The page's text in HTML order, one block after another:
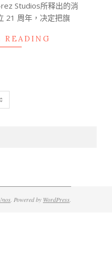
Studios所释出的消
21 周年，决定把旗
READING
. Powered by WordPress